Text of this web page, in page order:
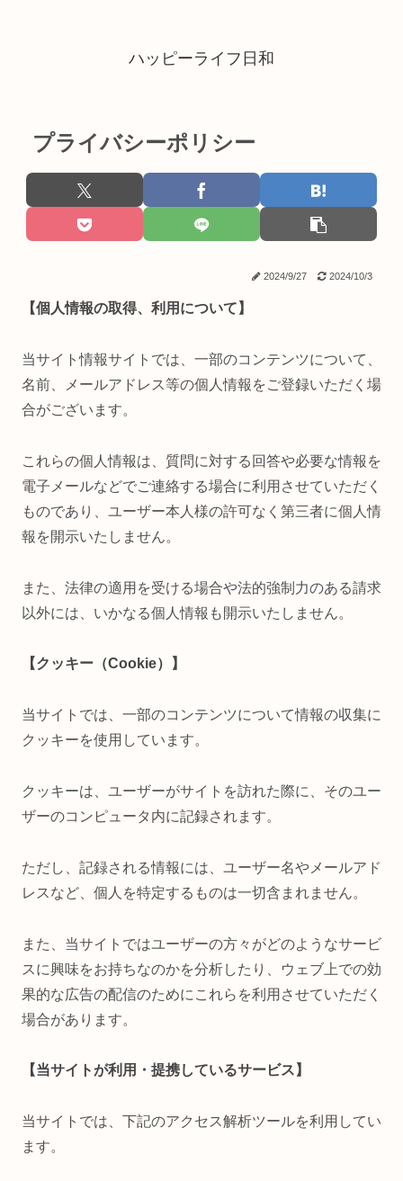
ハッピーライフ日和
プライバシーポリシー
2024/9/27 2024/10/3
【個人情報の取得、利用について】
当サイト情報サイトでは、一部のコンテンツについて、
名前、メールアドレス等の個人情報をご登録いただく場
合がございます。
これらの個人情報は、質問に対する回答や必要な情報を
電子メールなどでご連絡する場合に利用させていただく
ものであり、ユーザー本人様の許可なく第三者に個人情
報を開示いたしません。
また、法律の適用を受ける場合や法的強制力のある請求
以外には、いかなる個人情報も開示いたしません。
【クッキー（Cookie）】
当サイトでは、一部のコンテンツについて情報の収集に
クッキーを使用しています。
クッキーは、ユーザーがサイトを訪れた際に、そのユー
ザーのコンピュータ内に記録されます。
ただし、記録される情報には、ユーザー名やメールアド
レスなど、個人を特定するものは一切含まれません。
また、当サイトではユーザーの方々がどのようなサービ
スに興味をお持ちなのかを分析したり、ウェブ上での効
果的な広告の配信のためにこれらを利用させていただく
場合があります。
【当サイトが利用・提携しているサービス】
当サイトでは、下記のアクセス解析ツールを利用してい
ます。